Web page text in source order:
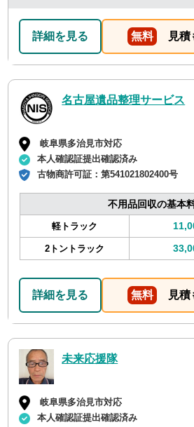
詳細を見る 無料 見積
名古屋遺品整理サービス
岐阜県多治見市対応
本人確認証提出確認済み
古物商許可証：第541021802400号
不用品回収の基本
軽トラック
2トントラック
詳細を見る 無料 見積
未来応援隊
岐阜県多治見市対応
本人確認証提出確認済み